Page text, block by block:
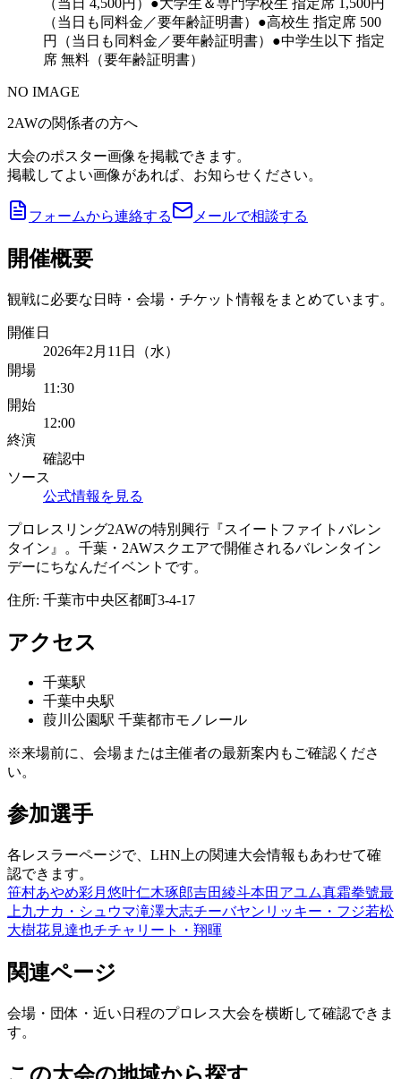
（当日も同料金／要年齢証明書）●高校生 指定席 500
円（当日も同料金／要年齢証明書）●中学生以下 指定
席 無料（要年齢証明書）
NO IMAGE
2AWの関係者の方へ
大会のポスター画像を掲載できます。
掲載してよい画像があれば、お知らせください。
フォームから連絡する メールで相談する
開催概要
観戦に必要な日時・会場・チケット情報をまとめています。
開催日
2026年2月11日（水）
開場
11:30
開始
12:00
終演
確認中
ソース
公式情報を見る
プロレスリング2AWの特別興行『スイートファイトバレン
タイン』。千葉・2AWスクエアで開催されるバレンタイン
デーにちなんだイベントです。
住所: 千葉市中央区都町3-4-17
アクセス
千葉駅
千葉中央駅
葭川公園駅 千葉都市モノレール
※来場前に、会場または主催者の最新案内もご確認くださ
い。
参加選手
各レスラーページで、LHN上の関連大会情報もあわせて確
認できます。
笹村あやめ彩月悠叶仁木琢郎吉田綾斗本田アユム真霜拳號最
上九ナカ・シュウマ滝澤大志チーバヤン リッキー・フジ若松
大樹花見達也チチャリート・翔暉
関連ページ
会場・団体・近い日程のプロレス大会を横断して確認できま
す。